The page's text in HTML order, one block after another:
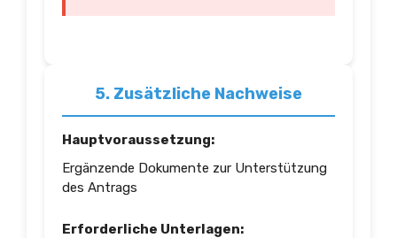
5. Zusätzliche Nachweise
Hauptvoraussetzung:
Ergänzende Dokumente zur Unterstützung
des Antrags
Erforderliche Unterlagen: